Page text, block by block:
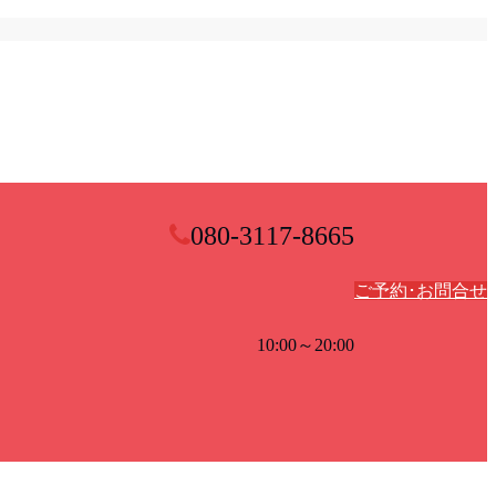
080-3117-8665
10:00～20:00
ご予約･お問合せ